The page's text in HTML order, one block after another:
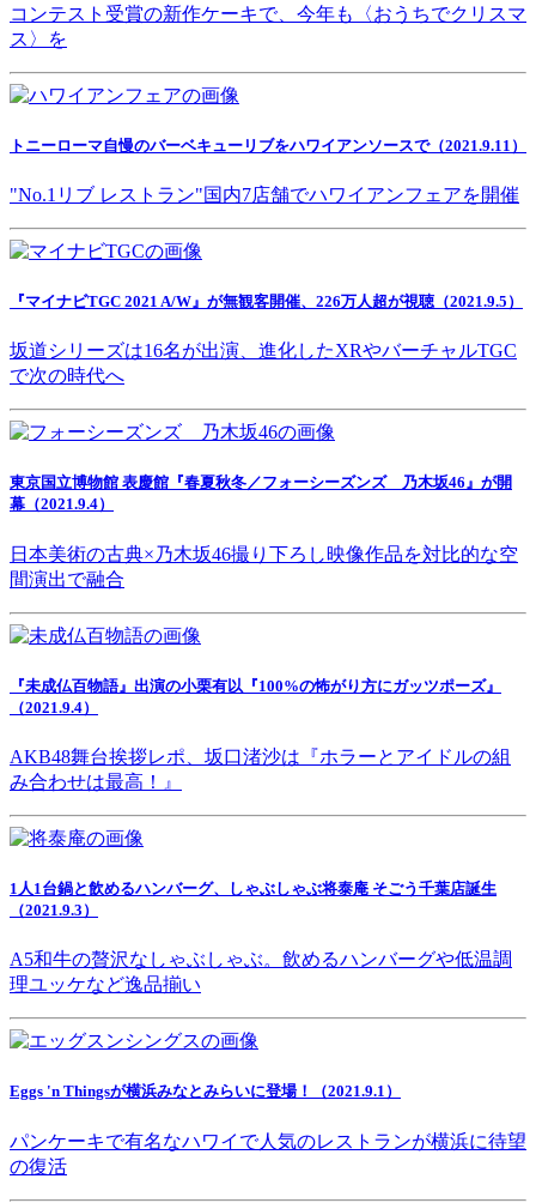
コンテスト受賞の新作ケーキで、今年も〈おうちでクリスマ
ス〉を
トニーローマ自慢のバーベキューリブをハワイアンソースで（2021.9.11）
"No.1リブ レストラン"国内7店舗でハワイアンフェアを開催
『マイナビTGC 2021 A/W』が無観客開催、226万人超が視聴（2021.9.5）
坂道シリーズは16名が出演、進化したXRやバーチャルTGC
で次の時代へ
東京国立博物館 表慶館『春夏秋冬／フォーシーズンズ 乃木坂46』が開
幕（2021.9.4）
日本美術の古典×乃木坂46撮り下ろし映像作品を対比的な空
間演出で融合
『未成仏百物語』出演の小栗有以『100%の怖がり方にガッツポーズ』
（2021.9.4）
AKB48舞台挨拶レポ、坂口渚沙は『ホラーとアイドルの組
み合わせは最高！』
1人1台鍋と飲めるハンバーグ、しゃぶしゃぶ将泰庵 そごう千葉店誕生
（2021.9.3）
A5和牛の贅沢なしゃぶしゃぶ。飲めるハンバーグや低温調
理ユッケなど逸品揃い
Eggs 'n Thingsが横浜みなとみらいに登場！（2021.9.1）
パンケーキで有名なハワイで人気のレストランが横浜に待望
の復活